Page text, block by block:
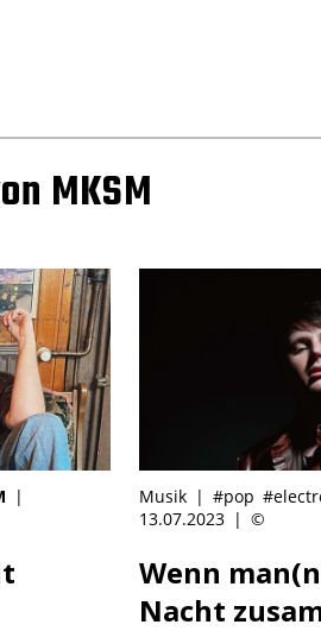
MKSM
|
Musik | #pop
13.07.2023 | ©
Wenn
Nacht